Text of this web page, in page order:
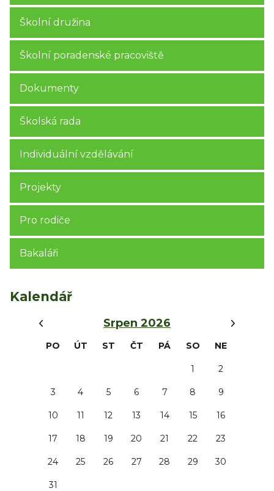
Školní družina
Školní poradenské pracoviště
Dokumenty
Školská rada
Individuální vzdělávání
Projekty
Pro rodiče
Bakaláři
Kalendář
Srpen 2026
PO ÚT ST ČT PÁ SO NE
1 2
3 4 5 6 7 8 9
10 11 12 13 14 15 16
17 18 19 20 21 22 23
24 25 26 27 28 29 30
31